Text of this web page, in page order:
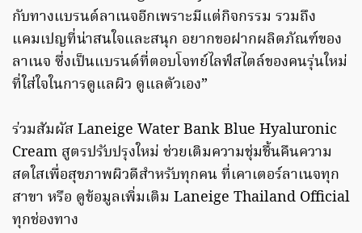
กับทางแบรนด์ลาเนจอีกเพราะมีแต่กิจกรรม รวมถึง
แคมเปญที่น่าสนใจและสนุก อยากขอฝากผลิตภัณฑ์ของ
ลาเนจ ซึ่งเป็นแบรนด์ที่ตอบโจทย์ไลฟ์สไตล์ของคนรุ่นใหม่
ที่ใส่ใจในการดูแลผิว ดูแลตัวเอง”
ร่วมสัมผัส Laneige Water Bank Blue Hyaluronic
Cream สูตรปรับปรุงใหม่ ช่วยเติมความชุ่มชื้นคืนความ
สดใสเพื่อสุขภาพผิวดีสำหรับทุกคน ที่เคาเตอร์ลาเนจทุก
สาขา หรือ ดูข้อมูลเพิ่มเติม Laneige Thailand Official
ทุกช่องทาง